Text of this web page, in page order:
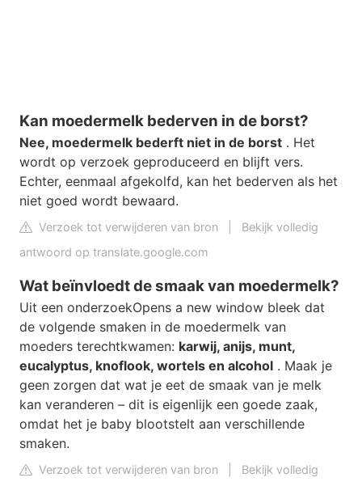
Kan moedermelk bederven in de borst?
Nee, moedermelk bederft niet in de borst . Het
wordt op verzoek geproduceerd en blijft vers.
Echter, eenmaal afgekolfd, kan het bederven als het
niet goed wordt bewaard.
Verzoek tot verwijderen van bron
Bekijk volledig
antwoord op translate.google.com
Wat beïnvloedt de smaak van moedermelk?
Uit een onderzoekOpens a new window bleek dat
de volgende smaken in de moedermelk van
moeders terechtkwamen: karwij, anijs, munt,
eucalyptus, knoflook, wortels en alcohol . Maak je
geen zorgen dat wat je eet de smaak van je melk
kan veranderen – dit is eigenlijk een goede zaak,
omdat het je baby blootstelt aan verschillende
smaken.
Verzoek tot verwijderen van bron
Bekijk volledig